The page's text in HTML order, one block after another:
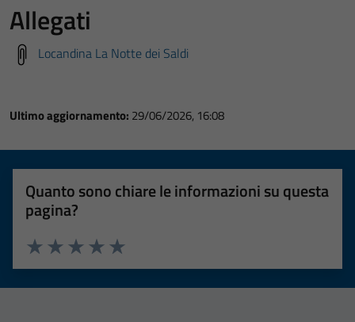
Allegati
Locandina La Notte dei Saldi
Ultimo aggiornamento: 29/06/2026, 16:08
Quanto sono chiare le informazioni su questa
pagina?
Valuta 5 stelle su 5
Valuta 4 stelle su 5
Valuta 3 stelle su 5
Valuta 2 stelle su 5
Valuta 1 stelle su 5